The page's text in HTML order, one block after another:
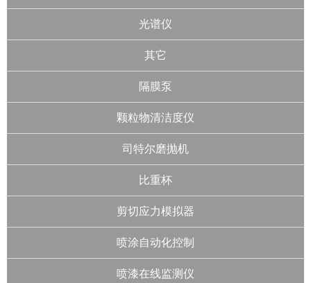
光谱仪
其它
隔膜泵
颗粒物清洁度仪
司特尔磨抛机
比重杯
剪切应力模拟器
喷涂自动化控制
喷漆在线监测仪